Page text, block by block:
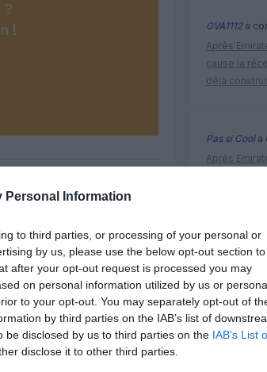
Personal Information
to third parties, or processing of your personal or
by us, please use the below opt-out section to
after your opt-out request is processed you may
on personal information utilized by us or
to your opt-out. You may separately opt-out of
by third parties on the IAB’s list of
be disclosed by us to third parties on the IAB’s List
disclose it to other third parties.
?
!
LinkedInEmail Print
5 janvier 2014 - 17 h 13 min
GVA1112a
Après
cause la
déjà
Pas si Coola
Après
cause la
aéroports